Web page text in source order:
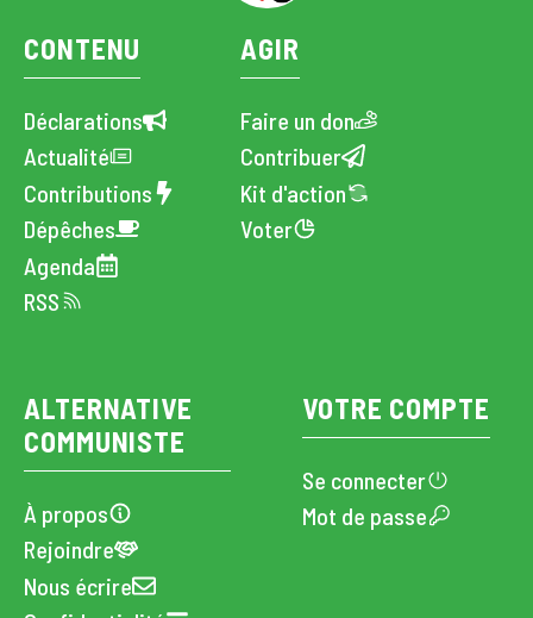
CONTENU
Déclarations
Actualité
Contributions
Dépêches
Agenda
RSS
AGIR
Faire un don
Contribuer
Kit d'action
Voter
ALTERNATIVE
COMMUNISTE
À propos
Rejoindre
Nous écrire
VOTRE COMPTE
Se connecter
Mot de passe